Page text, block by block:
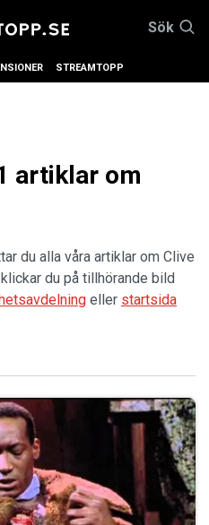
Sök
STREAMTOPP
artiklar om
du alla våra artiklar om Clive
du på tillhörande bild
eller startsida